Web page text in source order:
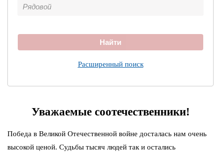
Найти
Расширенный поиск
Уважаемые соотечественники!
Победа в Великой Отечественной войне досталась нам очень
высокой ценой. Судьбы тысяч людей так и остались